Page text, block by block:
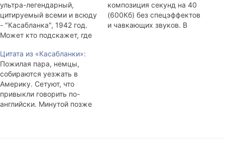
ультра-легендарный,
цитируемый всеми и всюду
- "Касабланка", 1942 год.
Может кто подскажет, где
найти?
композиция секунд на 40
(600Кб) без спецэффектов
и чавкающих звуков. В
Цитата из «Касабланки»:
Пожилая пара, немцы,
собираются уезжать в
Америку. Сетуют, что
привыкли говорить по-
английски. Минутой позже